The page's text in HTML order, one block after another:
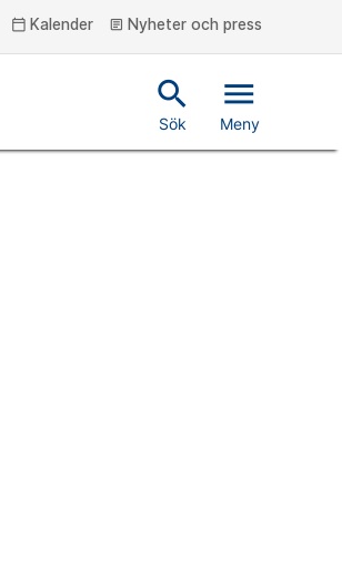
calendar_today Kalender article Nyheter och press
search
Sök
menu
Meny